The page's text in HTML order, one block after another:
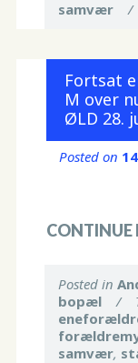
samvær
/
Fortsat
M over
ØLD 28.
Posted on
CONTINUE
Posted in
bopæl
/
samvær,